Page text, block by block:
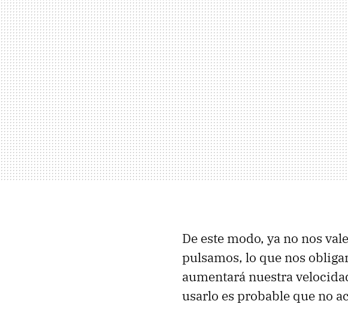
De este modo, ya no nos
pulsamos, lo que nos
aumentará nuestra
usarlo es probable que no